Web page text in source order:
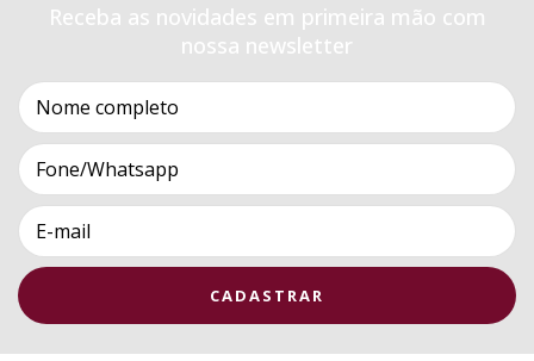
Receba as novidades em primeira mão com
nossa newsletter